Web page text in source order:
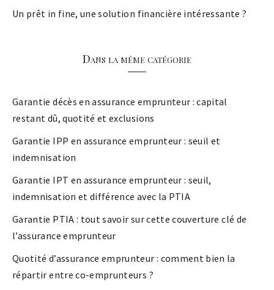
Un prêt in fine, une solution financière intéressante ?
Dans la même catégorie
Garantie décès en assurance emprunteur : capital
restant dû, quotité et exclusions
Garantie IPP en assurance emprunteur : seuil et
indemnisation
Garantie IPT en assurance emprunteur : seuil,
indemnisation et différence avec la PTIA
Garantie PTIA : tout savoir sur cette couverture clé de
l’assurance emprunteur
Quotité d’assurance emprunteur : comment bien la
répartir entre co-emprunteurs ?